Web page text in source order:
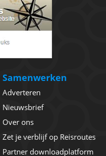
Samenwerken
Adverteren
Nieuwsbrief
Over ons
Zet je verblijf op Reisroutes
Partner downloadplatform